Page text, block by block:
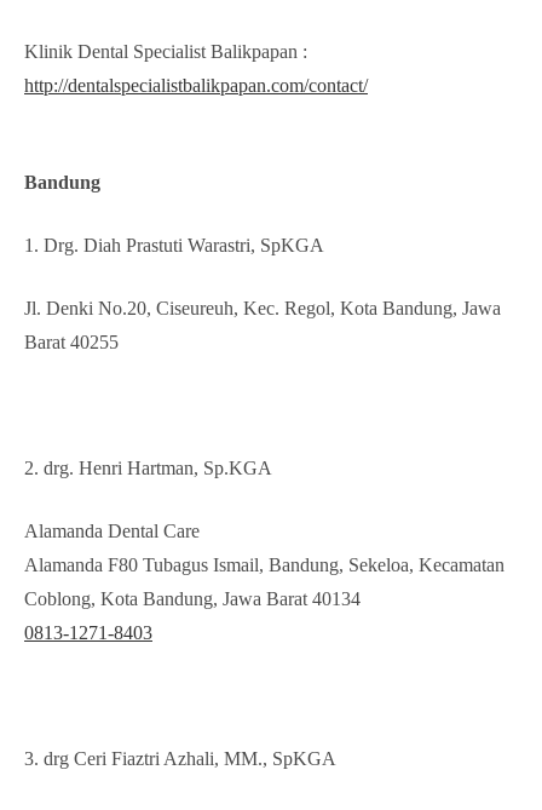
Klinik Dental Specialist Balikpapan :
http://dentalspecialistbalikpapan.com/contact/
Bandung
1. Drg. Diah Prastuti Warastri, SpKGA
Jl. Denki No.20, Ciseureuh, Kec. Regol, Kota Bandung, Jawa
Barat 40255
2. drg. Henri Hartman, Sp.KGA
Alamanda Dental Care
Alamanda F80 Tubagus Ismail, Bandung, Sekeloa, Kecamatan
Coblong, Kota Bandung, Jawa Barat 40134
0813-1271-8403
3. drg Ceri Fiaztri Azhali, MM., SpKGA